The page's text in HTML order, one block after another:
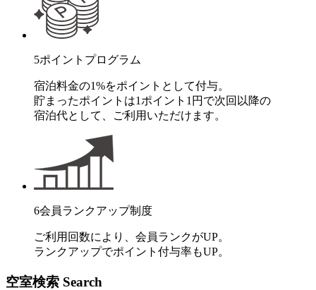
5ポイントプログラム
宿泊料金の1%をポイントとして付与。
貯まったポイントは1ポイント1円で次回以降の
宿泊代として、ご利用いただけます。
6会員ランクアップ制度
ご利用回数により、会員ランクがUP。
ランクアップでポイント付与率もUP。
空室検索 Search